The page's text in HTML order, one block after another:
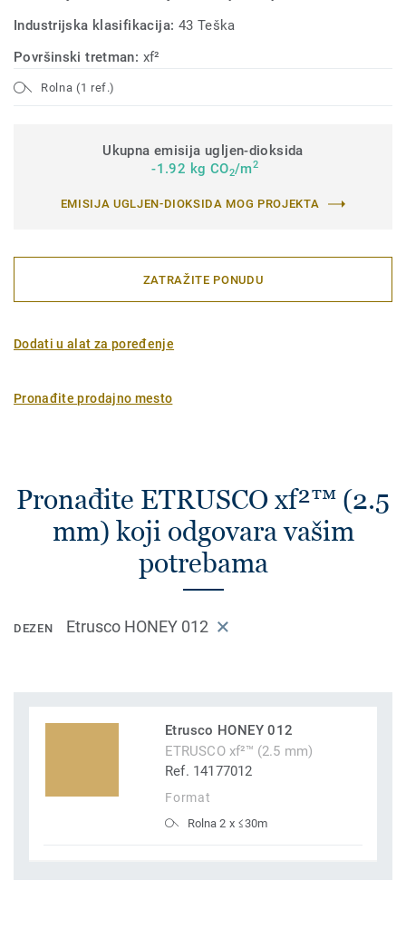
Industrijska klasifikacija: 43 Teška
Površinski tretman: xf²
Rolna (1 ref.)
Ukupna emisija ugljen-dioksida
-1.92 kg CO2/m2
EMISIJA UGLJEN-DIOKSIDA MOG PROJEKTA
ZATRAŽITE PONUDU
Dodati u alat za poređenje
Pronađite prodajno mesto
Pronađite ETRUSCO xf²™ (2.5
mm) koji odgovara vašim
potrebama
DEZEN Etrusco HONEY 012
Etrusco HONEY 012
ETRUSCO xf²™ (2.5 mm)
Ref. 14177012
Format
Rolna 2 x ≤30m